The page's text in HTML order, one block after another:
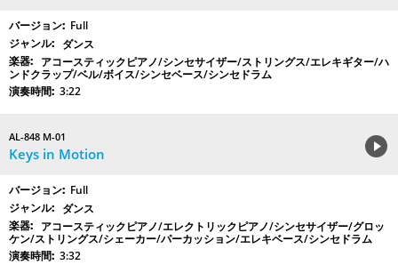
Full
ダンス
アコースティックピアノ/シンセサイザー/ストリングス/エレキギター/ハ
ンドクラップ/ベル/ボイス/シンセベース/シンセドラム
3:22
AL-848 M-01
Keys in Motion
Full
ダンス
アコースティックピアノ/エレクトリックピアノ/シンセサイザー/グロッ
ケン/ストリングス/シェーカー/パーカッション/エレキベース/シンセドラム
3:32